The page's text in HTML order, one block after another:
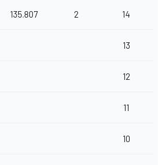
135.807 2 14
13
12
11
10